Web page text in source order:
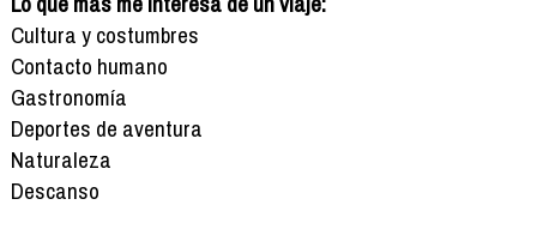
Cultura y costumbres
Contacto humano
Gastronomía
Deportes de aventura
Naturaleza
Descanso